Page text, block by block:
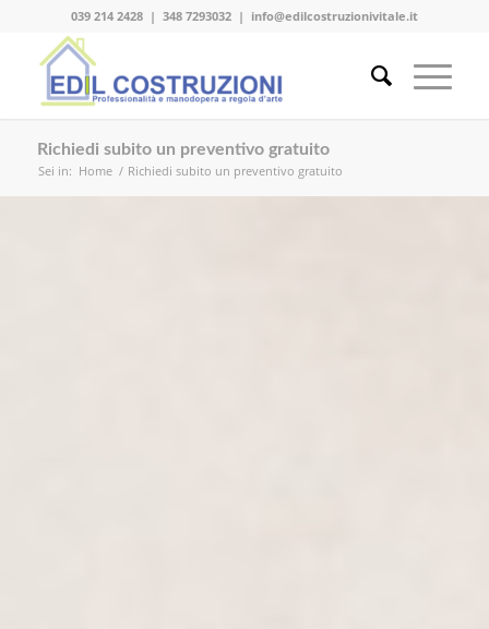
039 214 2428| 348 7293032| info@edilcostruzionivitale.it
Richiedi subito un preventivo gratuito
Sei in: Home / Richiedi subito un preventivo gratuito